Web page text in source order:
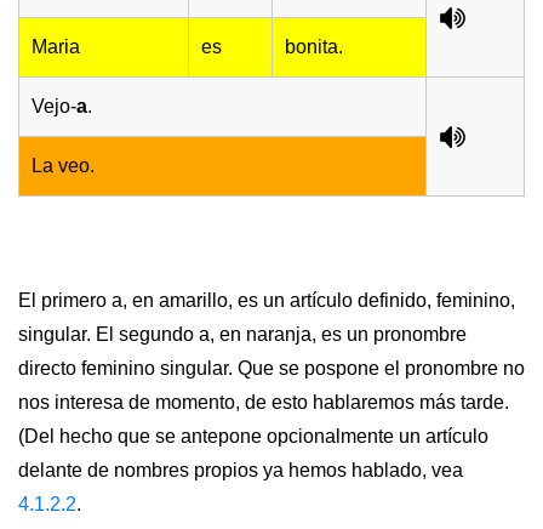
Maria es bonita.
Vejo-a.
La veo.
El primero a, en amarillo, es un artículo definido, feminino,
singular. El segundo a, en naranja, es un pronombre
directo feminino singular. Que se pospone el pronombre no
nos interesa de momento, de esto hablaremos más tarde.
(Del hecho que se antepone opcionalmente un artículo
delante de nombres propios ya hemos hablado, vea
4.1.2.2.